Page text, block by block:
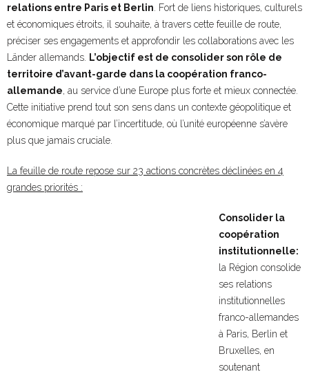
relations entre Paris et Berlin. Fort de liens historiques, culturels
et économiques étroits, il souhaite, à travers cette feuille de route,
préciser ses engagements et approfondir les collaborations avec les
Länder allemands. L’objectif est de consolider son rôle de
territoire d’avant-garde dans la coopération franco-
allemande, au service d’une Europe plus forte et mieux connectée.
Cette initiative prend tout son sens dans un contexte géopolitique et
économique marqué par l’incertitude, où l’unité européenne s’avère
plus que jamais cruciale.
La feuille de route repose sur 23 actions concrètes déclinées en 4
grandes priorités :
Consolider la
coopération
institutionnelle:
la Région consolide
ses relations
institutionnelles
franco-allemandes
à Paris, Berlin et
Bruxelles, en
soutenant